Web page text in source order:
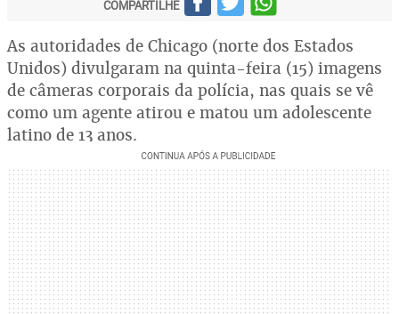
COMPARTILHE
As autoridades de Chicago (norte dos Estados
Unidos) divulgaram na quinta-feira (15) imagens
de câmeras corporais da polícia, nas quais se vê
como um agente atirou e matou um adolescente
latino de 13 anos.